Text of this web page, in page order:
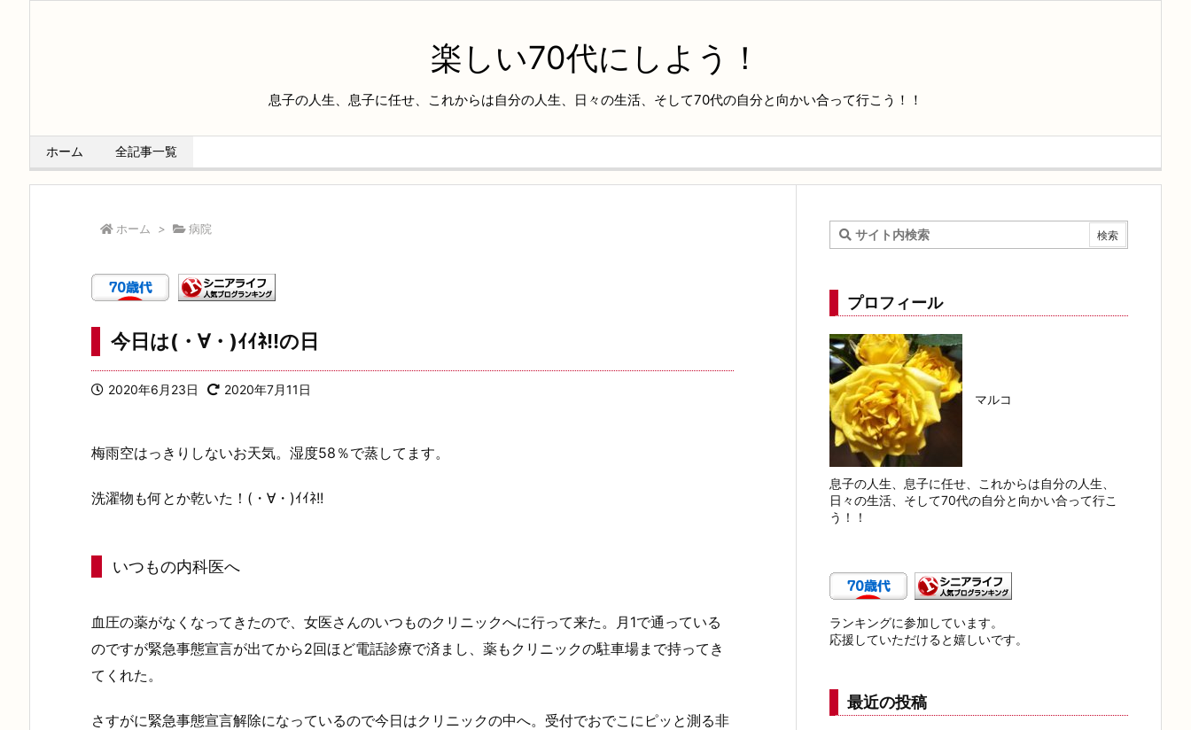
楽しい70代にしよう！
息子の人生、息子に任せ、これからは自分の人生、日々の生活、そして70代の自分と向かい合って行こう！！
ホーム 全記事一覧
ホーム > 病院
今日は(・∀・)ｲｲﾈ!!の日
2020年6月23日 2020年7月11日
梅雨空はっきりしないお天気。湿度58％で蒸してます。
洗濯物も何とか乾いた！(・∀・)ｲｲﾈ!!
いつもの内科医へ
血圧の薬がなくなってきたので、女医さんのいつものクリニックへに行って来た。月1で通っている
のですが緊急事態宣言が出てから2回ほど電話診療で済まし、薬もクリニックの駐車場まで持ってき
てくれた。
さすがに緊急事態宣言解除になっているので今日はクリニックの中へ。受付でおでこにピッと測る非
プロフィール
マルコ
息子の人生、息子に任せ、これからは自分の人生、
日々の生活、そして70代の自分と向かい合って行こ
う！！
ランキングに参加しています。
応援していただけると嬉しいです。
最近の投稿